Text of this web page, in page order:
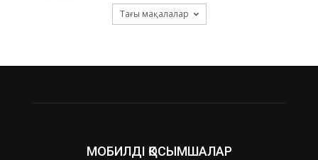
Тағы мақалалар
МОБИЛДІ ҚОСЫМШАЛАР